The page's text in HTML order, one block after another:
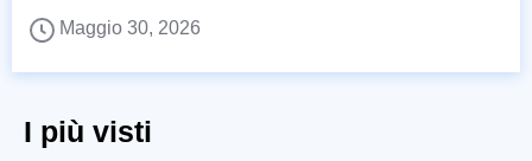
Maggio 30, 2026
I più visti